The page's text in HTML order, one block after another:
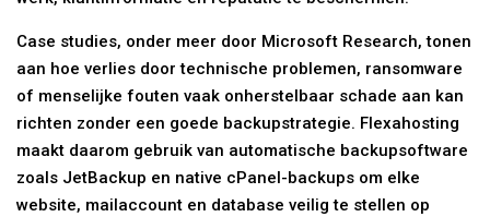
Case studies, onder meer door Microsoft Research, tonen
aan hoe verlies door technische problemen, ransomware
of menselijke fouten vaak onherstelbaar schade aan kan
richten zonder een goede backupstrategie. Flexahosting
maakt daarom gebruik van automatische backupsoftware
zoals JetBackup en native cPanel-backups om elke
website, mailaccount en database veilig te stellen op